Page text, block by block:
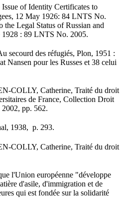
of Identity Certificates to
12 May 1926: 84 LNTS No.
the Legal Status of Russian and
1928 : 89 LNTS No. 2005.
secourd des réfugiés, Plon, 1951 :
Nansen pour les Russes et 38 celui
COLLY, Catherine, Traité du droit
de France, Collection Droit
2002, pp. 562.
1938, p. 293.
COLLY, Catherine, Traité du droit
l'Union européenne "développe
d'asile, d'immigration et de
qui est fondée sur la solidarité